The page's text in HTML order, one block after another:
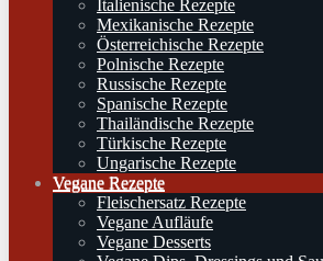
Italienische Rezepte
Mexikanische Rezepte
Österreichische Rezepte
Polnische Rezepte
Russische Rezepte
Spanische Rezepte
Thailändische Rezepte
Türkische Rezepte
Ungarische Rezepte
Vegane Rezepte
Fleischersatz Rezepte
Vegane Aufläufe
Vegane Desserts